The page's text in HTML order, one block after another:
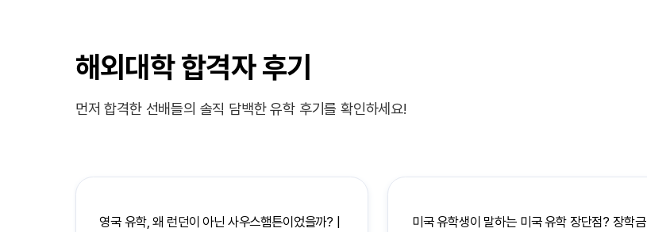
해외대학 합격자 후기
먼저 합격한 선배들의 솔직 담백한 유학 후기를 확인하세요!
영국 유학, 왜 런던이 아닌 사우스햄튼이었을까? |
미국 유학생이 말하는 미국 유학 장단점? 장학금